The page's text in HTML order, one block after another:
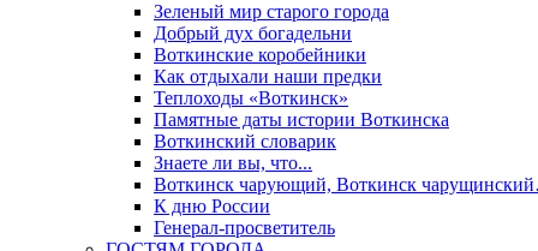
Зеленый мир старого города
Добрый дух богадельни
Воткинские коробейники
Как отдыхали наши предки
Теплоходы «Воткинск»
Памятные даты истории Воткинска
Воткинский словарик
Знаете ли вы, что...
Воткинск чарующий, Воткинск
К дню России
Генерал-просветитель